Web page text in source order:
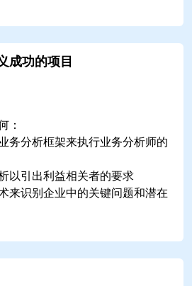
成功的项目
：
务分析框架来执行业务分析师的
以引出利益相关者的要求
来识别企业中的关键问题和潜在
沟通计划
分析和指定需求
和验证